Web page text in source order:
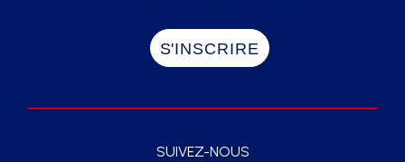
SUIVEZ-NOUS